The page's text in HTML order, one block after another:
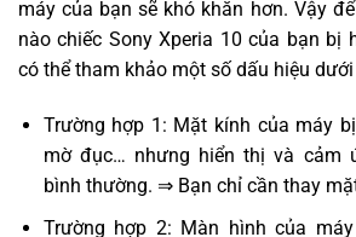
máy của bạn sẽ khó khăn hơn. Vậy
nào chiếc Sony Xperia 10 của bạn bị
có thể tham khảo một số dấu hiệu
Trường hợp 1: Mặt kính của máy
mờ đục… nhưng hiển thị và cảm
bình thường. ⇒ Bạn chỉ cần thay
Trường hợp 2: Màn hình của